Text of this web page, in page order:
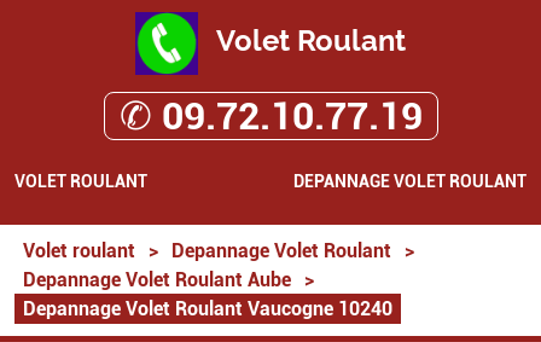
Volet Roulant
✆ 09.72.10.77.19
VOLET ROULANT DEPANNAGE VOLET ROULANT
Volet roulant > Depannage Volet Roulant
>
Depannage Volet Roulant Aube
>
Depannage Volet Roulant Vaucogne 10240